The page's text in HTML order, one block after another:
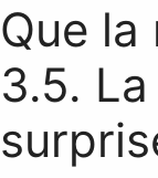
Que la
3.5.